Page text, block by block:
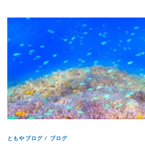
ブログ
ともやブログ / ブログ